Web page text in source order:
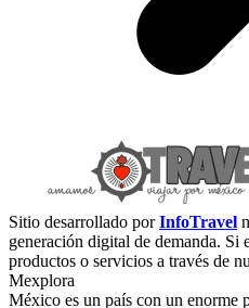
Sitio desarrollado porInfoTravel
generación digital de demanda. Si
productos o servicios a través de
Mexplora
México es un país con un enorme